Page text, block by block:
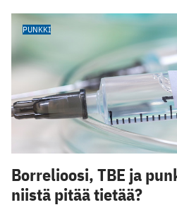
PUNKKI
Borrelioosi, TBE ja
niistä pitää tietää?